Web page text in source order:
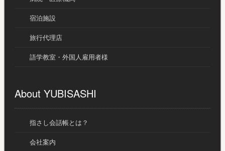
宿泊施設
旅行代理店
語学教室・外国人雇用者様
About YUBISASHI
指さし会話帳とは？
会社案内